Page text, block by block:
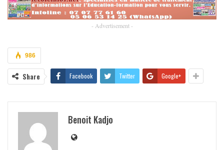
- Advertisement -
986
Share Facebook Twitter Google+
Benoit Kadjo